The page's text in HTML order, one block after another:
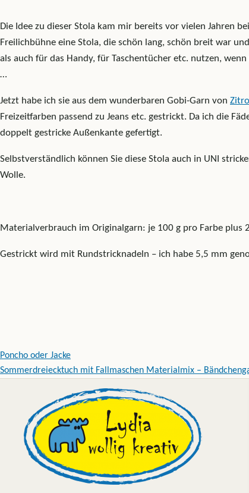
Die Idee zu dieser Stola kam mir bereits vor vielen Jahren
Freilichbühne eine Stola, die schön lang, schön breit war
als auch für das Handy, für Taschentücher etc. nutzen,
…
Jetzt habe ich sie aus dem wunderbaren Gobi-Garn von
Freizeitfarben passend zu Jeans etc. gestrickt. Da ich die
doppelt gestricke Außenkante gefertigt.
Selbstverständlich können Sie diese Stola auch in UNI
Wolle.
Materialverbrauch im Originalgarn: je 100 g pro Farbe plus
Gestrickt wird mit Rundstricknadeln – ich habe 5,5 mm
Beitragsnavigation
Poncho oder Jacke
Sommerdreiecktuch mit Fallmaschen Materialmix –